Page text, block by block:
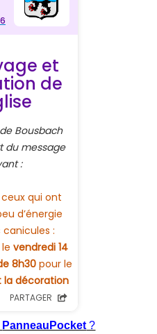
PanneauPocket ?